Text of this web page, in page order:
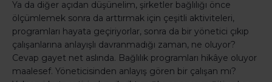
Ya da diğer açıdan düşünelim, şirketler bağlılığı önce
ölçümlemek sonra da arttırmak için çeşitli aktiviteleri,
programları hayata geçiriyorlar, sonra da bir yönetici çıkıp
çalışanlarına anlayışlı davranmadığı zaman, ne oluyor?
Cevap gayet net aslında. Bağlılık programları hikâye oluyor
maalesef. Yöneticisinden anlayış gören bir çalışan mı?